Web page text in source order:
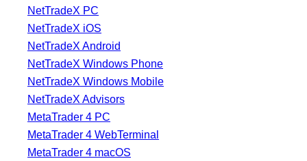
NetTradeX PC
NetTradeX iOS
NetTradeX Android
NetTradeX Windows Phone
NetTradeX Windows Mobile
NetTradeX Advisors
MetaTrader 4 PC
MetaTrader 4 WebTerminal
MetaTrader 4 macOS